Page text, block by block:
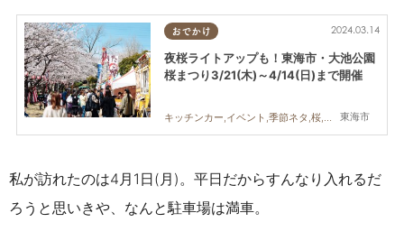
おでかけ
東海市
2024.03.14
夜桜ライトアップも！東海市・大池公園
桜まつり3/21(木)～4/14(日)まで開催
キッチンカー,イベント,季節ネタ,桜,祭り
私が訪れたのは4月1日(月)。平日だからすんなり入れるだ
ろうと思いきや、なんと駐車場は満車。